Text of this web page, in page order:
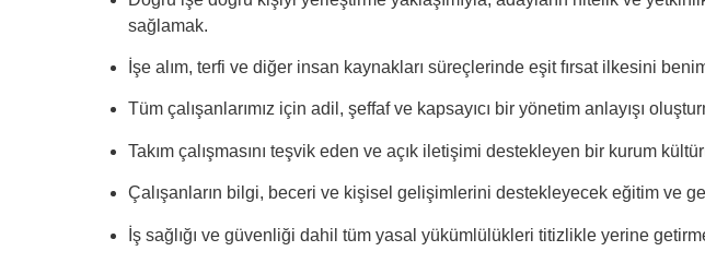
sağlamak.
İşe alım, terfi ve diğer insan kaynakları süreçlerinde eşit fırsat ilkesini
Tüm çalışanlarımız için adil, şeffaf ve kapsayıcı bir yönetim anlayışı
Takım çalışmasını teşvik eden ve açık iletişimi destekleyen bir kurum
Çalışanların bilgi, beceri ve kişisel gelişimlerini destekleyecek eğitim ve
İş sağlığı ve güvenliği dahil tüm yasal yükümlülükleri titizlikle yerine